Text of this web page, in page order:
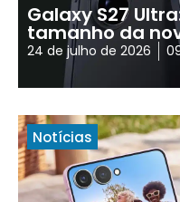
Galaxy S27
tamanho da
24 de julho de 2026
Notícias